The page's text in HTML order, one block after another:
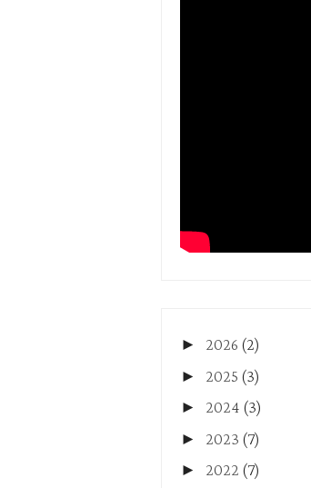
► 2026 (2)
► 2025 (3)
► 2024 (3)
► 2023 (7)
► 2022 (7)